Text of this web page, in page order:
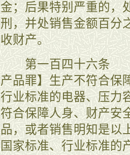
金；后果特别严重的，
刑，并处销售金额百分
收财产。
第一百四十六条 【
产品罪】生产不符合保
行业标准的电器、压力
符合保障人身、财产安
品，或者销售明知是以
国家标准、行业标准的